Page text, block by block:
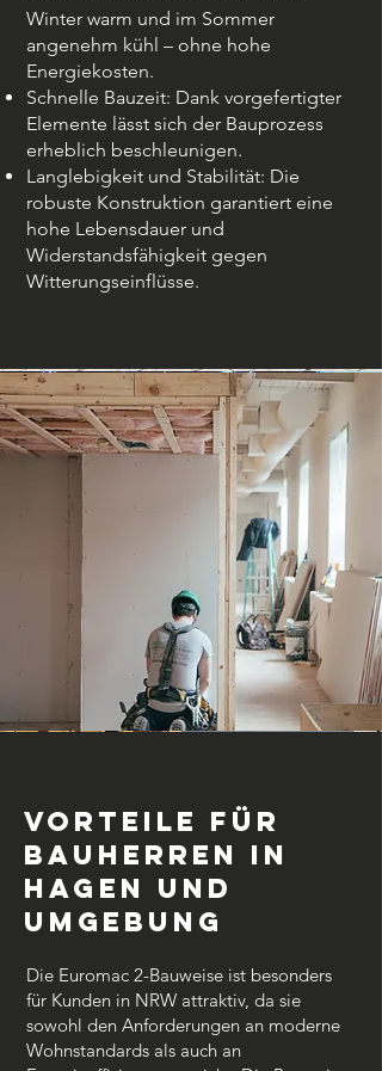
Winter warm und im Sommer
angenehm kühl – ohne hohe
Energiekosten.
Schnelle Bauzeit: Dank vorgefertigter
Elemente lässt sich der Bauprozess
erheblich beschleunigen.
Langlebigkeit und Stabilität: Die
robuste Konstruktion garantiert eine
hohe Lebensdauer und
Widerstandsfähigkeit gegen
Witterungseinflüsse.
Vorteile für
Bauherren in
Hagen und
Umgebung
Die Euromac 2-Bauweise ist besonders
für Kunden in NRW attraktiv, da sie
sowohl den Anforderungen an moderne
Wohnstandards als auch an